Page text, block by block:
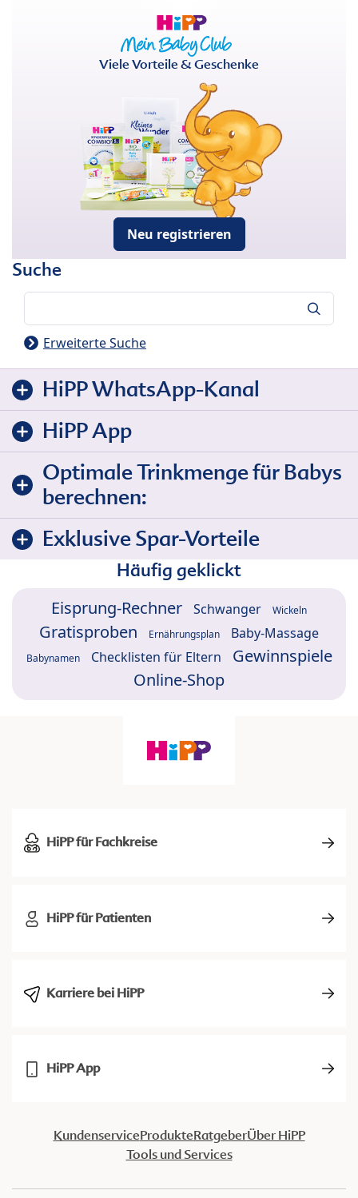
Viele Vorteile & Geschenke
Neu registrieren
Suche
Erweiterte Suche
HiPP WhatsApp-Kanal
HiPP App
Optimale Trinkmenge für Babys
berechnen:
Exklusive Spar-Vorteile
Häufig geklickt
Eisprung-Rechner Schwanger Wickeln
Gratisproben Ernährungsplan Baby-Massage
Babynamen Checklisten für Eltern
Gewinnspiele
Online-Shop
HiPP für Fachkreise
HiPP für Patienten
Karriere bei HiPP
HiPP App
KundenserviceProdukteRatgeberÜber HiPP
Tools und Services